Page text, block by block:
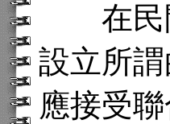
在民間
設立所
應接受